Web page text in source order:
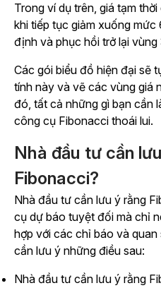
Trong ví dụ trên, giá tạm
khi tiếp tục giảm xuống
định và phục hồi trở lại vùng
Các gói biểu đồ hiện đại sẽ
tính này và vẽ các vùng giá
đó, tất cả những gì bạn cần
công cụ Fibonacci thoái lui.
Nhà đầu tư cần
Fibonacci?
Nhà đầu tư cần lưu ý rằng
cụ dự báo tuyệt đối mà chỉ
hợp với các chỉ báo và
cần lưu ý những điều sau:
Nhà đầu tư cần lưu ý rằng